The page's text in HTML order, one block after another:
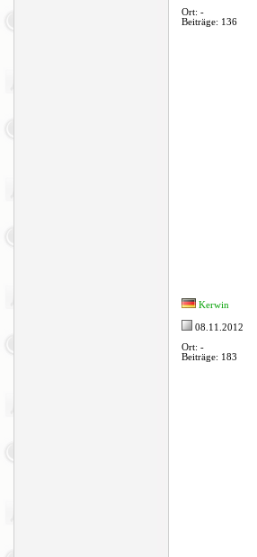
Ort: -
Beiträge: 136
Kerwin
08.11.2012
Ort: -
Beiträge: 183